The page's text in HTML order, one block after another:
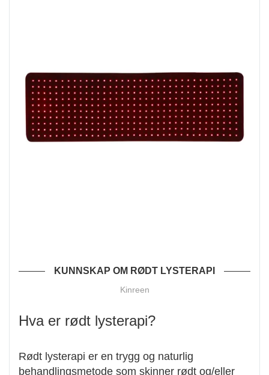
KUNNSKAP OM RØDT LYSTERAPI
Kinreen
Hva er rødt lysterapi?
Rødt lysterapi er en trygg og naturlig
behandlingsmetode som skinner rødt og/eller